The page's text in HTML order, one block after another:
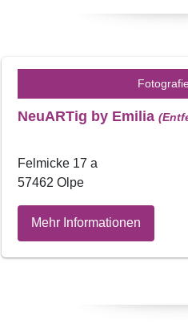
NeuARTig by Emilia
Felmicke 17 a
57462 Olpe
Mehr Informationen